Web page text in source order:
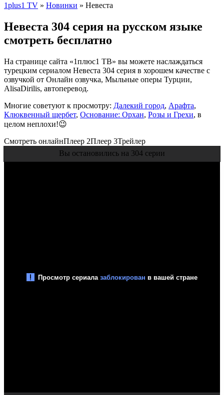
1plus1 TV » Новинки » Невеста
Невеста 304 серия на русском языке
смотреть бесплатно
На странице сайта «1плюс1 ТВ» вы можете наслаждаться
турецким сериалом Невеста 304 серия в хорошем качестве с
озвучкой от Онлайн озвучка, Мыльные оперы Турции,
AlisaDirilis, автоперевод.
Многие советуют к просмотру: Далекий город, Арафта,
Клюквенный щербет, Основание: Орхан, Розы и Грехи, в
целом неплохи!😉
Смотреть онлайнПлеер 2Плеер 3Трейлер
Вы остановились на 304 серии